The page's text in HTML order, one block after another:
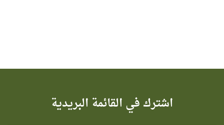
اشترك في القائمة البريدية